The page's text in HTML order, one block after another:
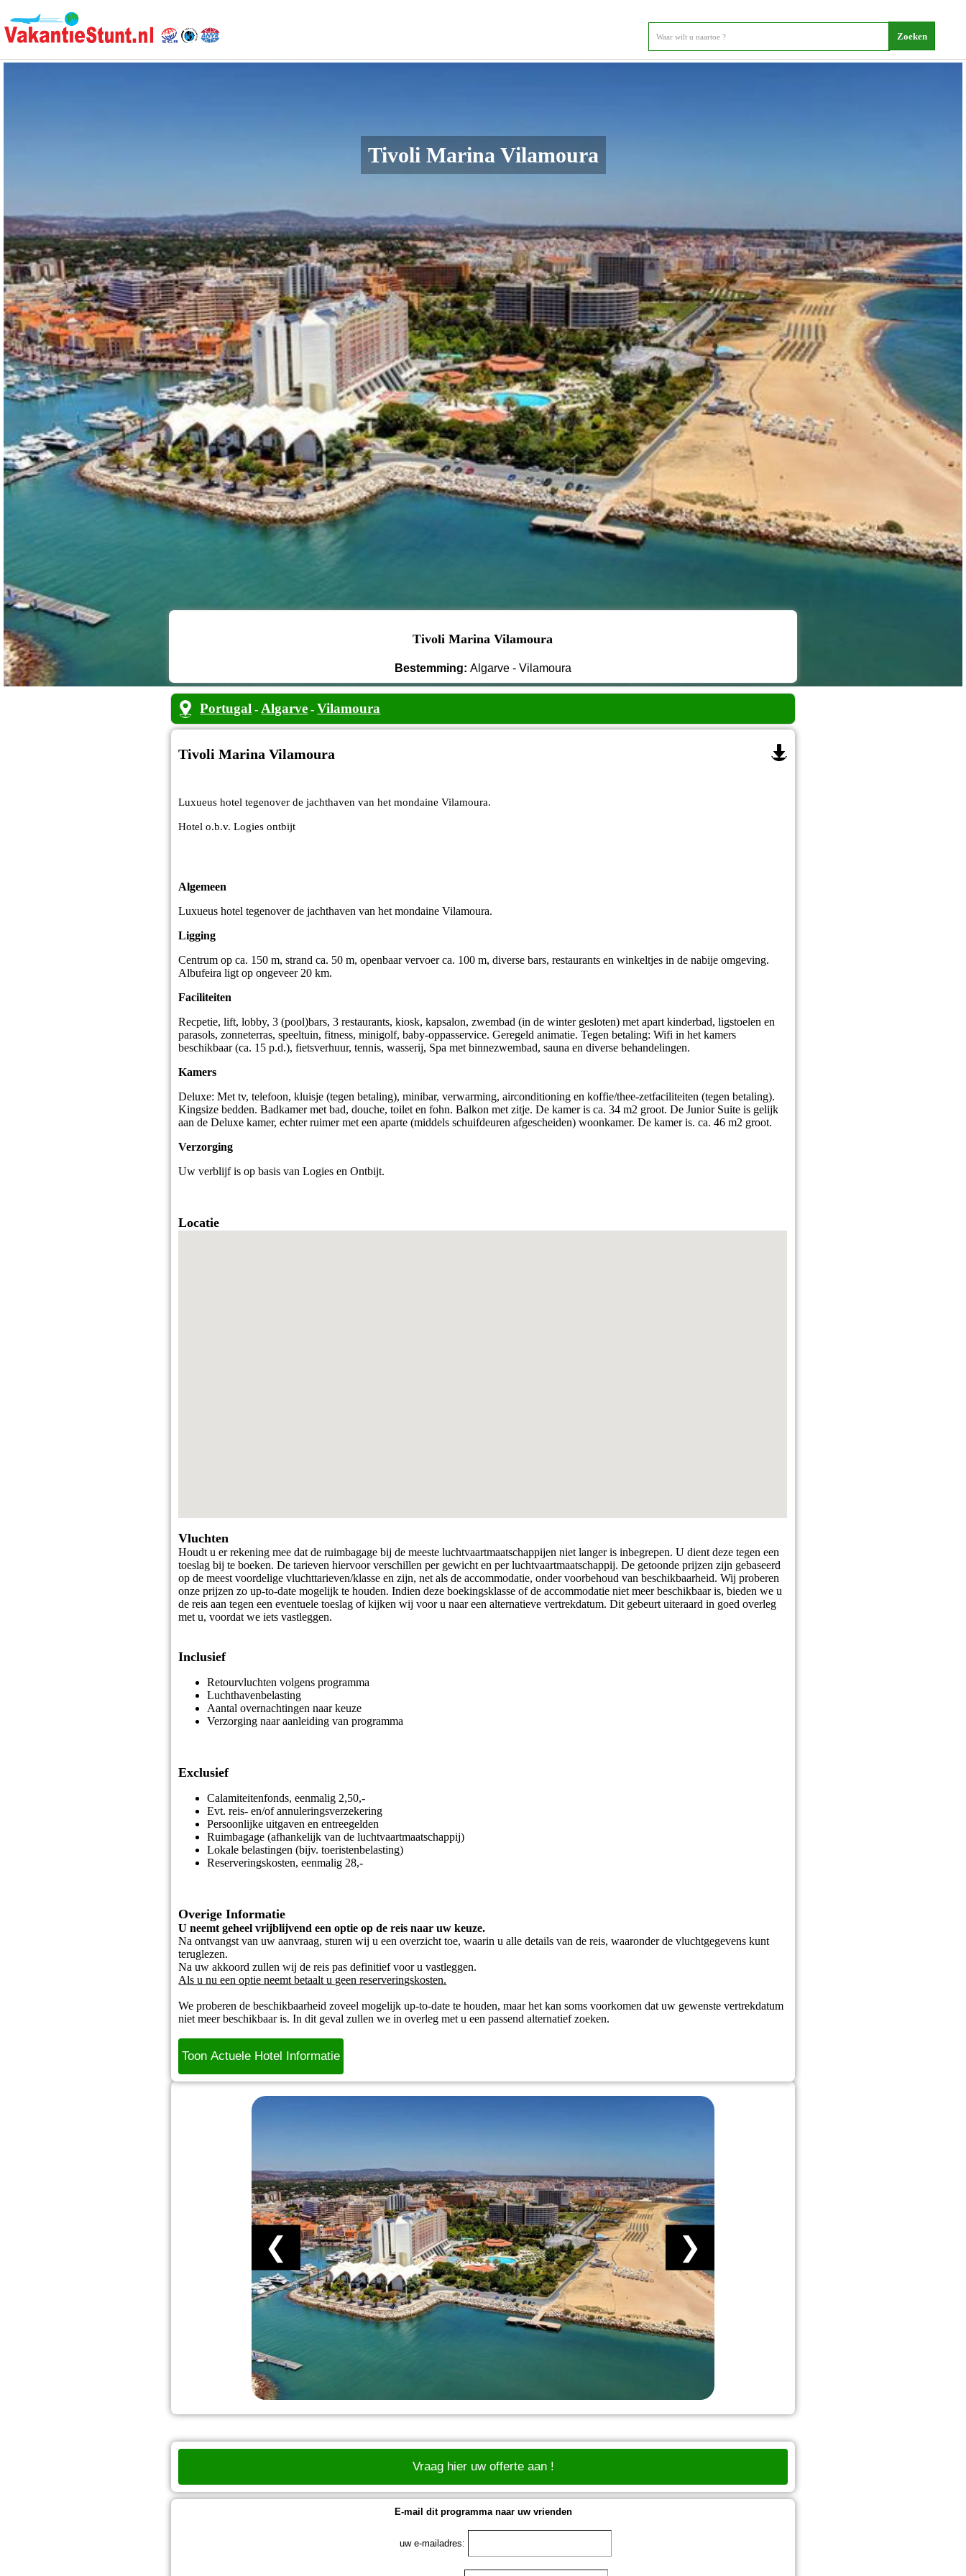
Tivoli Marina Vilamoura
Tivoli Marina Vilamoura
Bestemming: Algarve - Vilamoura
Portugal - Algarve - Vilamoura
Tivoli Marina Vilamoura
Luxueus hotel tegenover de jachthaven van het mondaine Vilamoura.
Hotel o.b.v. Logies ontbijt
Algemeen
Luxueus hotel tegenover de jachthaven van het mondaine Vilamoura.
Ligging
Centrum op ca. 150 m, strand ca. 50 m, openbaar vervoer ca. 100 m, diverse bars, restaurants en winkeltjes in de nabije omgeving.
Albufeira ligt op ongeveer 20 km.
Faciliteiten
Recpetie, lift, lobby, 3 (pool)bars, 3 restaurants, kiosk, kapsalon, zwembad (in de winter gesloten) met apart kinderbad, ligstoelen en
parasols, zonneterras, speeltuin, fitness, minigolf, baby-oppasservice. Geregeld animatie. Tegen betaling: Wifi in het kamers
beschikbaar (ca. 15 p.d.), fietsverhuur, tennis, wasserij, Spa met binnezwembad, sauna en diverse behandelingen.
Kamers
Deluxe: Met tv, telefoon, kluisje (tegen betaling), minibar, verwarming, airconditioning en koffie/thee-zetfaciliteiten (tegen betaling).
Kingsize bedden. Badkamer met bad, douche, toilet en fohn. Balkon met zitje. De kamer is ca. 34 m2 groot. De Junior Suite is gelijk
aan de Deluxe kamer, echter ruimer met een aparte (middels schuifdeuren afgescheiden) woonkamer. De kamer is. ca. 46 m2 groot.
Verzorging
Uw verblijf is op basis van Logies en Ontbijt.
Locatie
Vluchten
Houdt u er rekening mee dat de ruimbagage bij de meeste luchtvaartmaatschappijen niet langer is inbegrepen. U dient deze tegen een
toeslag bij te boeken. De tarieven hiervoor verschillen per gewicht en per luchtvaartmaatschappij. De getoonde prijzen zijn gebaseerd
op de meest voordelige vluchttarieven/klasse en zijn, net als de accommodatie, onder voorbehoud van beschikbaarheid. Wij proberen
onze prijzen zo up-to-date mogelijk te houden. Indien deze boekingsklasse of de accommodatie niet meer beschikbaar is, bieden we u
de reis aan tegen een eventuele toeslag of kijken wij voor u naar een alternatieve vertrekdatum. Dit gebeurt uiteraard in goed overleg
met u, voordat we iets vastleggen.
Inclusief
Retourvluchten volgens programma
Luchthavenbelasting
Aantal overnachtingen naar keuze
Verzorging naar aanleiding van programma
Exclusief
Calamiteitenfonds, eenmalig 2,50,-
Evt. reis- en/of annuleringsverzekering
Persoonlijke uitgaven en entreegelden
Ruimbagage (afhankelijk van de luchtvaartmaatschappij)
Lokale belastingen (bijv. toeristenbelasting)
Reserveringskosten, eenmalig 28,-
Overige Informatie
U neemt geheel vrijblijvend een optie op de reis naar uw keuze.
Na ontvangst van uw aanvraag, sturen wij u een overzicht toe, waarin u alle details van de reis, waaronder de vluchtgegevens kunt
teruglezen.
Na uw akkoord zullen wij de reis pas definitief voor u vastleggen.
Als u nu een optie neemt betaalt u geen reserveringskosten.
We proberen de beschikbaarheid zoveel mogelijk up-to-date te houden, maar het kan soms voorkomen dat uw gewenste vertrekdatum
niet meer beschikbaar is. In dit geval zullen we in overleg met u een passend alternatief zoeken.
Toon Actuele Hotel Informatie
❮ ❯
Vraag hier uw offerte aan !
E-mail dit programma naar uw vrienden
uw e-mailadres: